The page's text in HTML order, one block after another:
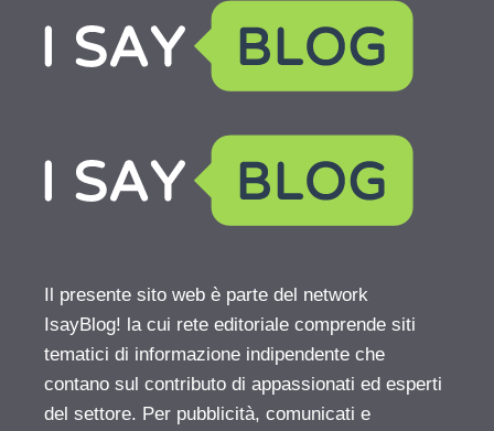
Il presente sito web è parte del network
IsayBlog! la cui rete editoriale comprende siti
tematici di informazione indipendente che
contano sul contributo di appassionati ed esperti
del settore. Per pubblicità, comunicati e